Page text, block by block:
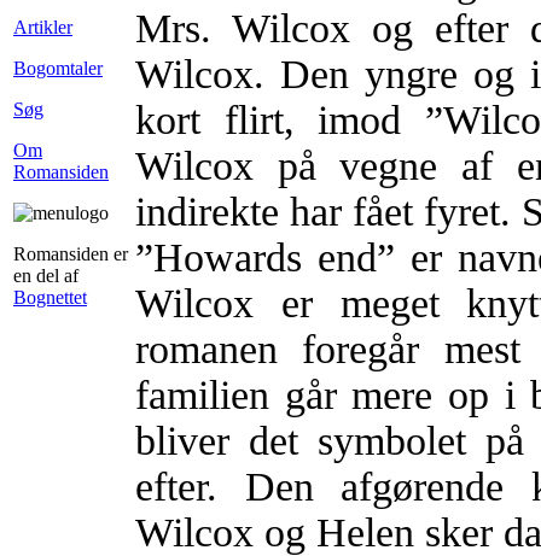
Artikler
Bogomtaler
Søg
Om
Romansiden
Romansiden er
en del af
Bognettet
Mrs. Wilcox og efter
Wilcox. Den yngre og
kort flirt, imod
Wilcox på vegne af
indirekte har fået fyret.
”Howards end” er
Wilcox er meget
romanen foregår
familien går mere op i
bliver det symbolet
efter. Den afgørende
Wilcox og Helen sker